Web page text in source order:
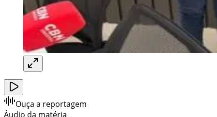
Ouça a reportagem
Áudio da matéria